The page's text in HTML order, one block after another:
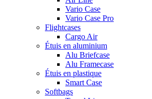
Vario Case
Vario Case Pro
Flightcases
Cargo Air
Étuis en aluminium
Alu Briefcase
Alu Framecase
Étuis en plastique
Smart Case
Softbags